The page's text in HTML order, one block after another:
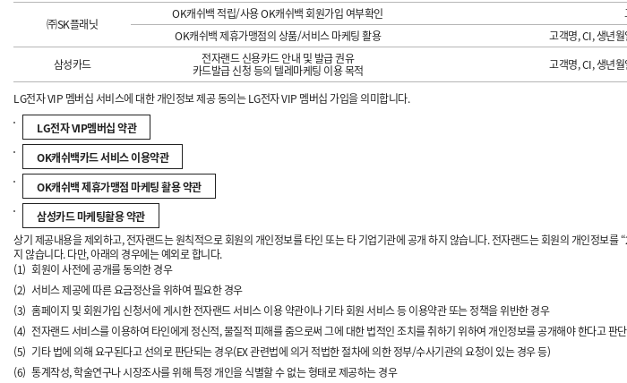
㈜SK플래닛
OK캐쉬백 적립/사용 OK캐쉬백 회원가입 여부확인
OK캐쉬백 제휴가맹점의 상품/서비스 마케팅 활용
고객명, CI, 생년
삼성카드
전자랜드 신용카드 안내 및 발급 권유
카드발급 신청 등의 텔레마케팅 이용 목적 고객명, CI, 생년
LG전자 VIP 멤버십 서비스에 대한 개인정보 제공 동의는 LG전자 VIP 멤버십 가입을 의미합니다.
LG전자 VIP멤버십 약관
OK캐쉬백카드 서비스 이용약관
OK캐쉬백 제휴가맹점 마케팅 활용 약관
삼성카드 마케팅활용 약관
상기 제공내용을 제외하고, 전자랜드는 원칙적으로 회원의 개인정보를 타인 또는 타 기업기관에 공개 하지 않습니다. 전자랜드는 회원의 개인정보
지 않습니다. 다만, 아래의 경우에는 예외로 합니다.
(1) 회원이 사전에 공개를 동의한 경우
(2) 서비스 제공에 따른 요금정산을 위하여 필요한 경우
(3) 홈페이지 및 회원가입 신청서에 게시한 전자랜드 서비스 이용 약관이나 기타 회원 서비스 등 이용약관 또는 정책을 위반한 경우
(4) 전자랜드 서비스를 이용하여 타인에게 정신적, 물질적 피해를 줌으로써 그에 대한 법적인 조치를 취하기 위하여 개인정보를 공개해야 한다고 판
(5) 기타 법에 의해 요구된다고 선의로 판단되는 경우(EX 관련법에 의거 적법한 절차에 의한 정부/수사기관의 요청이 있는 경우 등)
(6) 통계작성, 학술연구나 시장조사를 위해 특정 개인을 식별할 수 없는 형태로 제공하는 경우